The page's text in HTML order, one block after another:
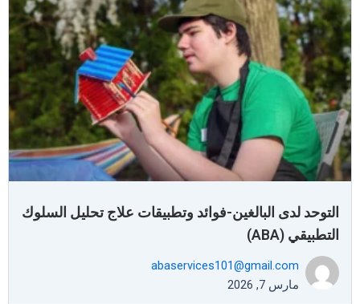
التوحد لدى البالغين-فوائد وتطبيقات علاج تحليل السلوك
التطبيقي (ABA)
abaservices101@gmail.com
مارس 7, 2026